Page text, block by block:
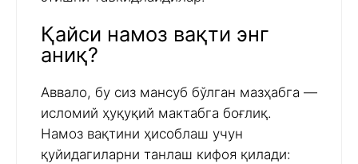
Қайси намоз вақти энг
аниқ?
Аввало, бу сиз мансуб бўлган мазҳабга —
исломий ҳуқуқий мактабга боғлиқ.
Намоз вақтини ҳисоблаш учун
қуйидагиларни танлаш кифоя қилади: